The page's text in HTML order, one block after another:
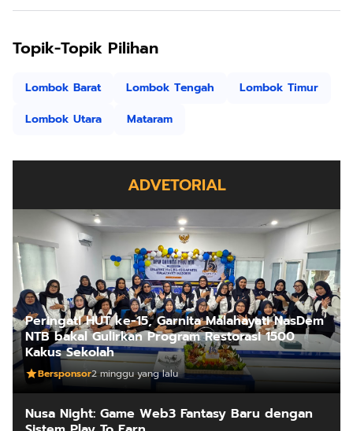
Topik-Topik Pilihan
Lombok Barat Lombok Tengah
Lombok Timur
Lombok Utara
Mataram
ADVETORIAL
Peringati HUT ke-15, Garnita Malahayati NasDem
NTB bakal Gulirkan Program Restorasi 1500
Kakus Sekolah
Bersponsor2 minggu yang lalu
Nusa Night: Game Web3 Fantasy Baru dengan